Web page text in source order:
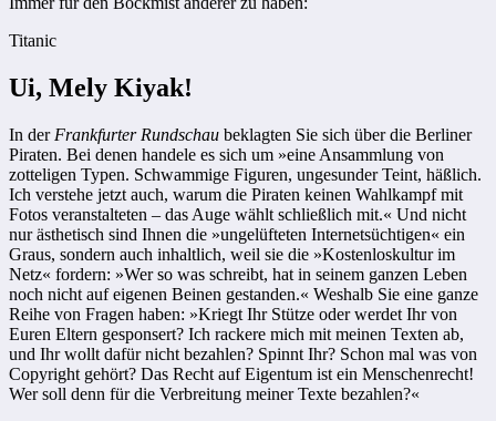
Titanic
Ui, Mely Kiyak!
In der Frankfurter Rundschau beklagten Sie sich über die Berliner
Piraten. Bei denen handele es sich um »eine Ansammlung von
zotteligen Typen. Schwammige Figuren, ungesunder Teint, häßlich.
Ich verstehe jetzt auch, warum die Piraten keinen Wahlkampf mit
Fotos veranstalteten – das Auge wählt schließlich mit.« Und nicht
nur ästhetisch sind Ihnen die »ungelüfteten Internetsüchtigen« ein
Graus, sondern auch inhaltlich, weil sie die »Kostenloskultur im
Netz« fordern: »Wer so was schreibt, hat in seinem ganzen Leben
noch nicht auf eigenen Beinen gestanden.« Weshalb Sie eine ganze
Reihe von Fragen haben: »Kriegt Ihr Stütze oder werdet Ihr von
Euren Eltern gesponsert? Ich rackere mich mit meinen Texten ab,
und Ihr wollt dafür nicht bezahlen? Spinnt Ihr? Schon mal was von
Copyright gehört? Das Recht auf Eigentum ist ein Menschenrecht!
Wer soll denn für die Verbreitung meiner Texte bezahlen?«